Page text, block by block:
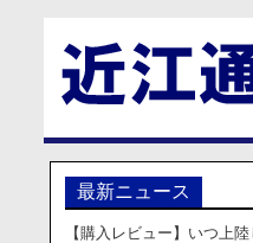
最新ニュース
【購入レビュー】いつ上陸